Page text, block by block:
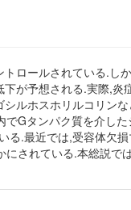
ロールされている.し
が予想される.実際,
ルホスホリルコリン
でGタンパク質を介し
る.最近では,受容体欠
されている.本総説